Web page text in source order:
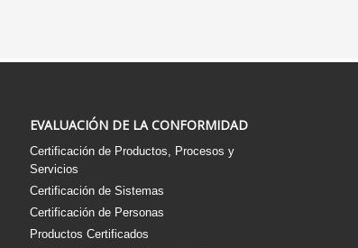
EVALUACIÓN DE LA CONFORMIDAD
Certificación de Productos, Procesos y
Servicios
Certificación de Sistemas
Certificación de Personas
Productos Certificados